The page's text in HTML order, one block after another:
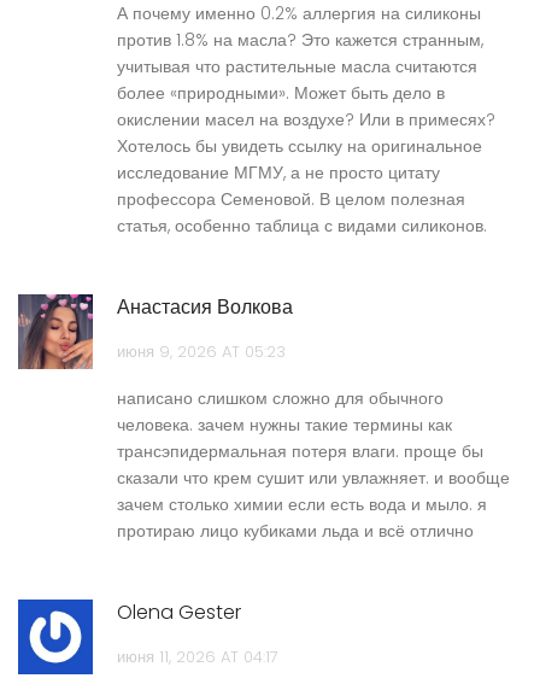
А почему именно 0.2% аллергия на силиконы
против 1.8% на масла? Это кажется странным,
учитывая что растительные масла считаются
более «природными». Может быть дело в
окислении масел на воздухе? Или в примесях?
Хотелось бы увидеть ссылку на оригинальное
исследование МГМУ, а не просто цитату
профессора Семеновой. В целом полезная
статья, особенно таблица с видами силиконов.
Анастасия Волкова
июня 9, 2026 AT 05:23
написано слишком сложно для обычного
человека. зачем нужны такие термины как
трансэпидермальная потеря влаги. проще бы
сказали что крем сушит или увлажняет. и вообще
зачем столько химии если есть вода и мыло. я
протираю лицо кубиками льда и всё отлично
Olena Gester
июня 11, 2026 AT 04:17